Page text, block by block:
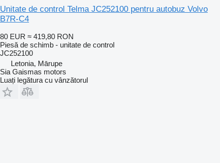
Unitate de control Telma JC252100 pentru autobuz Volvo
B7R-C4
80 EUR ≈ 419,80 RON
Piesă de schimb - unitate de control
JC252100
Letonia, Mārupe
Sia Gaismas motors
Luați legătura cu vânzătorul